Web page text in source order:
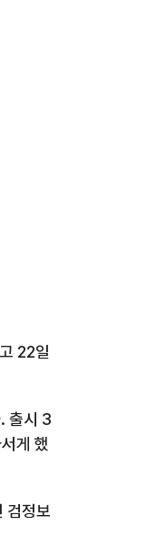
22일
. 출시 3
게 했
검정보